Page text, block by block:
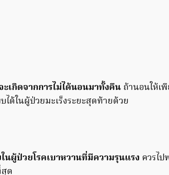
ะเกิดจากการไม่ได้นอนมาทั้งคืน ถ้านอนให้เ
ด้ในผู้ป่วยมะเร็งระยะสุดท้ายด้วย
นผู้ป่วยโรคเบาหวานที่มีความรุนแรง ควรไ
ด